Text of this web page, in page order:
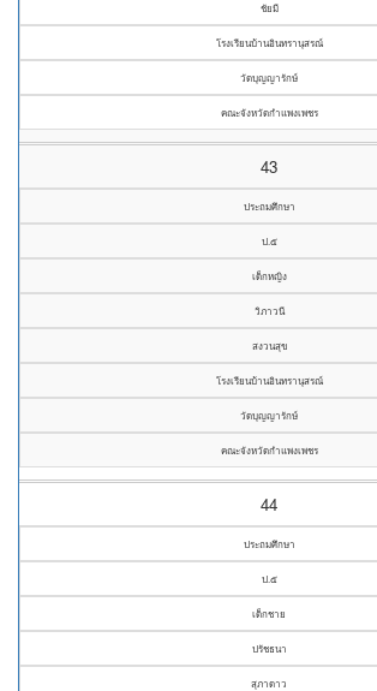
ชัยมี
โรงเรียนบ้านอินทรานุสรณ์
วัดบุญญารักษ์
คณะจังหวัดกำแพงเพชร
43
ประถมศึกษา
ป.๕
เด็กหญิง
วิภาวนี
สงวนสุข
โรงเรียนบ้านอินทรานุสรณ์
วัดบุญญารักษ์
คณะจังหวัดกำแพงเพชร
44
ประถมศึกษา
ป.๕
เด็กชาย
ปรัชธนา
สุภาดาว